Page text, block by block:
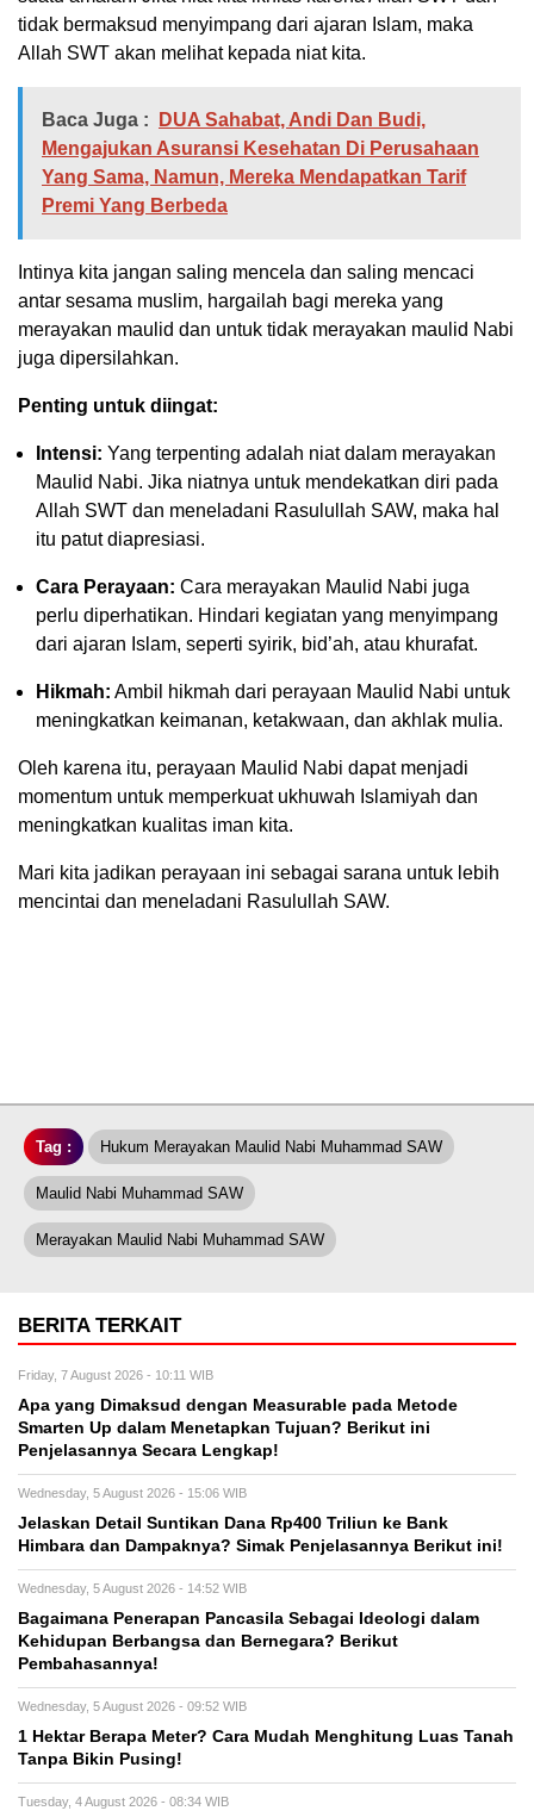
tidak bermaksud menyimpang dari ajaran Islam, maka
Allah SWT akan melihat kepada niat kita.
Baca Juga :
DUA Sahabat, Andi Dan Budi,
Mengajukan Asuransi Kesehatan Di Perusahaan
Yang Sama, Namun, Mereka Mendapatkan Tarif
Premi Yang Berbeda
Intinya kita jangan saling mencela dan saling mencaci
antar sesama muslim, hargailah bagi mereka yang
merayakan maulid dan untuk tidak merayakan maulid Nabi
juga dipersilahkan.
Penting untuk diingat:
Intensi: Yang terpenting adalah niat dalam merayakan
Maulid Nabi. Jika niatnya untuk mendekatkan diri pada
Allah SWT dan meneladani Rasulullah SAW, maka hal
itu patut diapresiasi.
Cara Perayaan: Cara merayakan Maulid Nabi juga
perlu diperhatikan. Hindari kegiatan yang menyimpang
dari ajaran Islam, seperti syirik, bid’ah, atau khurafat.
Hikmah: Ambil hikmah dari perayaan Maulid Nabi untuk
meningkatkan keimanan, ketakwaan, dan akhlak mulia.
Oleh karena itu, perayaan Maulid Nabi dapat menjadi
momentum untuk memperkuat ukhuwah Islamiyah dan
meningkatkan kualitas iman kita.
Mari kita jadikan perayaan ini sebagai sarana untuk lebih
mencintai dan meneladani Rasulullah SAW.
Tag : Hukum Merayakan Maulid Nabi Muhammad SAW
Maulid Nabi Muhammad SAW
Merayakan Maulid Nabi Muhammad SAW
BERITA TERKAIT
Friday, 7 August 2026 - 10:11 WIB
Apa yang Dimaksud dengan Measurable pada Metode
Smarten Up dalam Menetapkan Tujuan? Berikut ini
Penjelasannya Secara Lengkap!
Wednesday, 5 August 2026 - 15:06 WIB
Jelaskan Detail Suntikan Dana Rp400 Triliun ke Bank
Himbara dan Dampaknya? Simak Penjelasannya Berikut ini!
Wednesday, 5 August 2026 - 14:52 WIB
Bagaimana Penerapan Pancasila Sebagai Ideologi dalam
Kehidupan Berbangsa dan Bernegara? Berikut
Pembahasannya!
Wednesday, 5 August 2026 - 09:52 WIB
1 Hektar Berapa Meter? Cara Mudah Menghitung Luas Tanah
Tanpa Bikin Pusing!
Tuesday, 4 August 2026 - 08:34 WIB